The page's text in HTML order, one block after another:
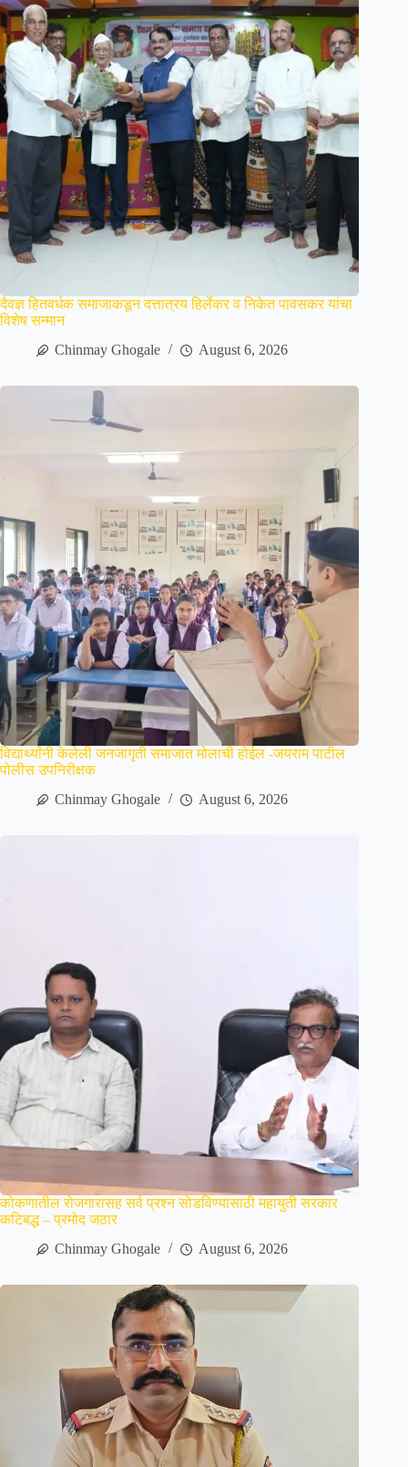
दैवज्ञ हितवर्धक समाजाकडून दत्तात्रय हिर्लेकर व निकेत पावसकर यांचा
विशेष सन्मान
Chinmay Ghogale
August 6, 2026
विद्यार्थ्यांनी केलेली जनजागृती समाजात मोलाची होईल -जयराम पाटील
पोलीस उपनिरीक्षक
Chinmay Ghogale
August 6, 2026
कोकणातील रोजगारासह सर्व प्रश्न सोडविण्यासाठी महायुती सरकार
कटिबद्ध – प्रमोद जठार
Chinmay Ghogale
August 6, 2026